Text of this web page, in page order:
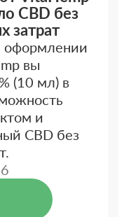
CBD без
затрат
оформлении
вы
(10 мл) в
и
CBD без